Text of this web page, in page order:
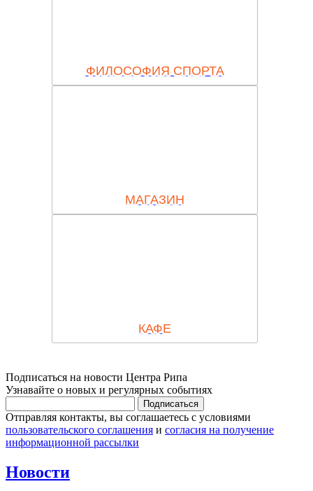
ФИЛОСОФИЯ СПОРТА
МАГАЗИН
КАФЕ
Подписаться на новости Центра Рипа
Узнавайте о новых и регулярных событиях
Отправляя контакты, вы соглашаетесь с условиями
пользовательского соглашения и согласия на получение
информационной рассылки
Новости